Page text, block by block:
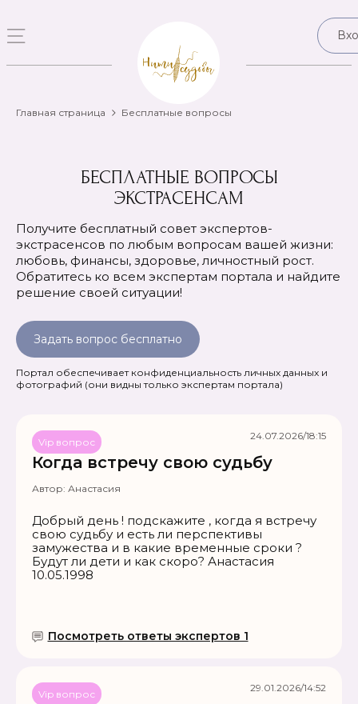
Главная страница Бесплатные вопросы
БЕСПЛАТНЫЕ ВОПРОСЫ
ЭКСТРАСЕНСАМ
Получите бесплатный совет экспертов-
экстрасенсов по любым вопросам вашей жизни:
любовь, финансы, здоровье, личностный рост.
Обратитесь ко всем экспертам портала и найдите
решение своей ситуации!
Задать вопрос бесплатно
Портал обеспечивает конфиденциальность личных данных и
фотографий (они видны только экспертам портала)
Когда встречу свою судьбу
Vip вопрос
Автор: Анастасия
Добрый день ! подскажите , когда я встречу
свою судьбу и есть ли перспективы
замужества и в какие временные сроки ?
Будут ли дети и как скоро? Анастасия
10.05.1998
Посмотреть ответы экспертов 1
24.07.2026/18:15
Vip вопрос
29.01.2026/14:52